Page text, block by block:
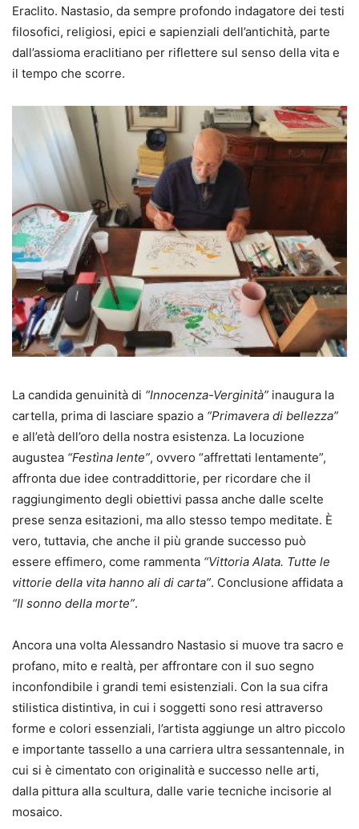
Eraclito. Nastasio, da sempre profondo indagatore dei testi
filosofici, religiosi, epici e sapienziali dell’antichità, parte
dall’assioma eraclitiano per riflettere sul senso della vita e
il tempo che scorre.
La candida genuinità di “Innocenza-Verginità” inaugura la
cartella, prima di lasciare spazio a “Primavera di bellezza”
e all’età dell’oro della nostra esistenza. La locuzione
augustea “Festìna lente”, ovvero “affrettati lentamente”,
affronta due idee contraddittorie, per ricordare che il
raggiungimento degli obiettivi passa anche dalle scelte
prese senza esitazioni, ma allo stesso tempo meditate. È
vero, tuttavia, che anche il più grande successo può
essere effimero, come rammenta “Vittoria Alata. Tutte le
vittorie della vita hanno ali di carta”. Conclusione affidata a
“Il sonno della morte”.
Ancora una volta Alessandro Nastasio si muove tra sacro e
profano, mito e realtà, per affrontare con il suo segno
inconfondibile i grandi temi esistenziali. Con la sua cifra
stilistica distintiva, in cui i soggetti sono resi attraverso
forme e colori essenziali, l’artista aggiunge un altro piccolo
e importante tassello a una carriera ultra sessantennale, in
cui si è cimentato con originalità e successo nelle arti,
dalla pittura alla scultura, dalle varie tecniche incisorie al
mosaico.